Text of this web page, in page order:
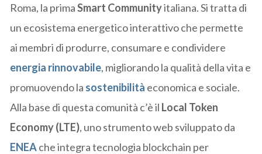
Roma, la primaSmart Communityitaliana. Si tratta di
un ecosistema energetico interattivo che permette
ai membri di produrre, consumare e condividere
energia rinnovabile, migliorando la qualità della vita e
promuovendo la sostenibilità economica e sociale.
Alla base di questa comunità c’è il Local Token
Economy (LTE), uno strumento web sviluppato da
ENEAche integra tecnologia blockchain per